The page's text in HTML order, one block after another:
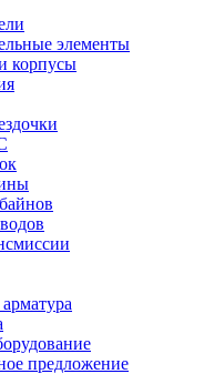
элементы
корпусы
предложение